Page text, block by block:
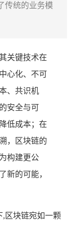
传统的业务模
关键技术在
心化、不可
、共识机
的安全与可
低成本；在
，区块链的
构建更公
新的可能，
区块链宛如一颗